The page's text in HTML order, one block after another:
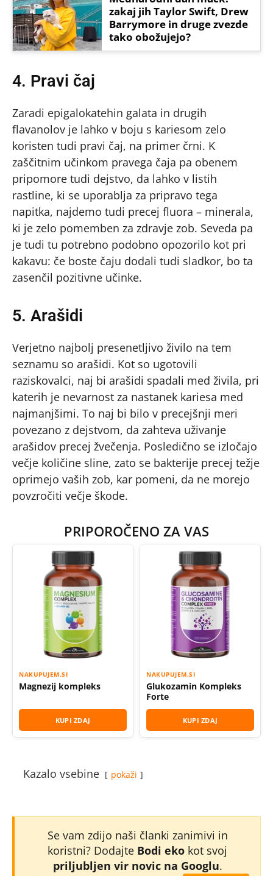
zakaj jih Taylor Swift, Drew
Barrymore in druge zvezde
tako obožujejo?
4. Pravi čaj
Zaradi epigalokatehin galata in drugih
flavanolov je lahko v boju s kariesom zelo
koristen tudi pravi čaj, na primer črni. K
zaščitnim učinkom pravega čaja pa obenem
pripomore tudi dejstvo, da lahko v listih
rastline, ki se uporablja za pripravo tega
napitka, najdemo tudi precej fluora – minerala,
ki je zelo pomemben za zdravje zob. Seveda pa
je tudi tu potrebno podobno opozorilo kot pri
kakavu: če boste čaju dodali tudi sladkor, bo ta
zasenčil pozitivne učinke.
5. Arašidi
Verjetno najbolj presenetljivo živilo na tem
seznamu so arašidi. Kot so ugotovili
raziskovalci, naj bi arašidi spadali med živila, pri
katerih je nevarnost za nastanek kariesa med
najmanjšimi. To naj bi bilo v precejšnji meri
povezano z dejstvom, da zahteva uživanje
arašidov precej žvečenja. Posledično se izločajo
večje količine sline, zato se bakterije precej težje
oprimejo vaših zob, kar pomeni, da ne morejo
povzročiti večje škode.
PRIPOROČENO ZA VAS
NAKUPUJEM.SI
Magnezij kompleks
KUPI ZDAJ
NAKUPUJEM.SI
Glukozamin Kompleks
Forte
KUPI ZDAJ
Kazalo vsebine pokaži
Se vam zdijo naši članki zanimivi in
koristni? Dodajte Bodi eko kot svoj
priljubljen vir novic na Googlu.